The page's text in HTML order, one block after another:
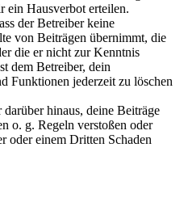
ein Hausverbot erteilen.
der Betreiber keine
von Beiträgen übernimmt, die
die er nicht zur Kenntnis
dem Betreiber, dein
Funktionen jederzeit zu löschen
hinaus, deine Beiträge
o. g. Regeln verstoßen oder
oder einem Dritten Schaden